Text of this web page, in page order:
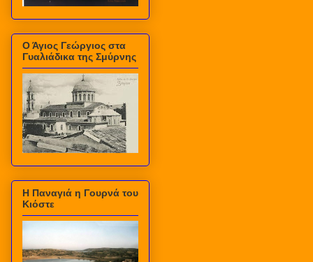
Ο Άγιος Γεώργιος στα
Γυαλιάδικα της Σμύρνης
Η Παναγιά η Γουρνά του
Κιόστε